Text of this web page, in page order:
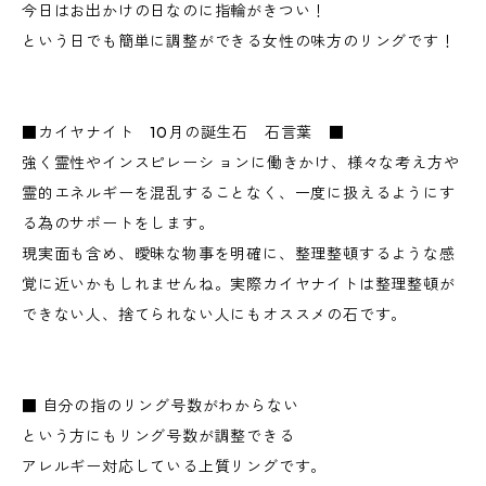
今日はお出かけの日なのに指輪がきつい！
という日でも簡単に調整ができる女性の味方のリングです！
■カイヤナイト 10月の誕生石 石言葉 ■
強く霊性やインスピレーシ ョンに働きかけ、様々な考え方や
霊的エネルギーを混乱することなく、一度に扱えるようにす
る為のサポートをします。
現実面も含め、曖昧な物事を明確に、整理整頓するような感
覚に近いかもしれませんね。実際カイヤナイトは整理整頓が
できない人、捨てられない人にもオススメの石です。
■ 自分の指のリング号数がわからない
という方にもリング号数が調整できる
アレルギー対応している上質リングです。